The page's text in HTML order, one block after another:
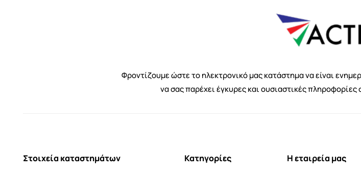
Φροντίζουμε ώστε το ηλεκτρονικό μας κατάστημα να είναι
να σας παρέχει έγκυρες και ουσιαστικές
Στοιχεία καταστημάτων Κατηγορίες Η εταιρεία μας